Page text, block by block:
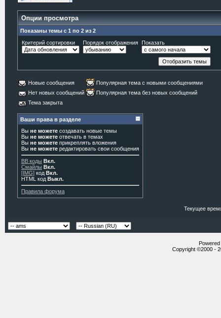
Опции просмотра
Показаны темы с 1 по 2 из 2
Критерий сортировки
Порядок отображения Показать
Новые сообщения
Популярная тема с новыми сообщениями
Нет новых сообщений
Популярная тема без новых сообщений
Тема закрыта
Ваши права в разделе
Вы не можете создавать новые темы
Вы не можете отвечать в темах
Вы не можете прикреплять вложения
Вы не можете редактировать свои сообщения
BB коды Вкл.
Смайлы Вкл.
[IMG] код Вкл.
HTML код Выкл.
Правила форума
Текущее
Copyright ©2000 -